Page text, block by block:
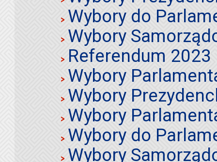
Wybory do
Wybory
Referendum 2023
Wybory
Wybory
Wybory
Wybory do
Wybory